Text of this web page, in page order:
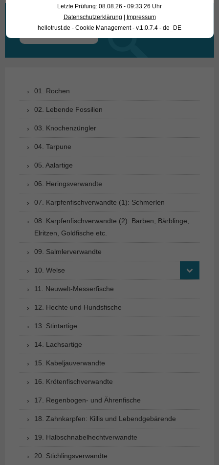
Wonach suchen Sie?
Suchen
01. Rochen
02. Lebende Fossilien
03. Knochenzüngler
04. Tarpune
05. Aalartige
06. Heringsverwandte
07. Karpfenfischverwandte (1): Schmerlen
08. Karpfenfischverwandte (2): Barben, Bärblinge,
Elritzen, Goldfische etc.
09. Salmlerverwandte
10. Welse
11. Neuwelt-Messerfische
12. Hechte und Hundsfische
13. Stintartige
14. Lachsartige
15. Kabeljauverwandte
16. Krötenfischverwandte
17. Regenbogen- und Ährenfische
18. Zahnkarpfen: Killis und Lebendgebärende
19. Halbschnabelhechtverwandte
20. Stichlingsverwandte
Letzte Prüfung: 08.08.26 - 09:33:26 Uhr
Datenschutzerklärung | Impressum
hellotrust.de - Cookie Management - v.1.0.7.4 - de_DE